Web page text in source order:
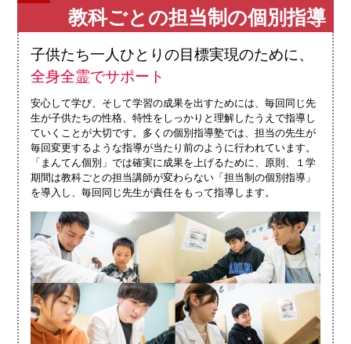
教科ごとの担当制の個別指導
子供たち一人ひとりの目標実現のために、
全身全霊でサポート
安心して学び、そして学習の成果を出すためには、毎回同じ先
生が子供たちの性格、特性をしっかりと理解したうえで指導し
ていくことが大切です。多くの個別指導塾では、担当の先生が
毎回変更するような指導が当たり前のように行われています。
「まんてん個別」では確実に成果を上げるために、原則、１学
期間は教科ごとの担当講師が変わらない「担当制の個別指導」
を導入し、毎回同じ先生が責任をもって指導します。